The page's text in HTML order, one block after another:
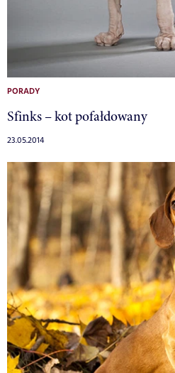
PORADY
Sfinks – kot pofałdowany
23.05.2014